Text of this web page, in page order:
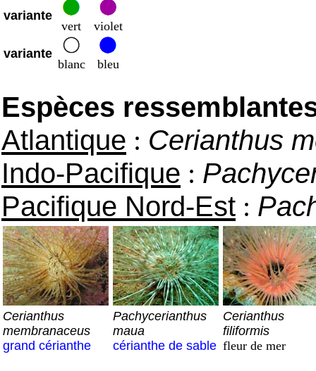
variante
vert
violet
variante
blanc bleu
Espèces
Atlantique : Cerianthus
Indo-Pacifique :
Pacifique Nord-Est :
Cerianthus
membranaceus
grand cérianthe
Pachycerianthus
maua
cérianthe de sable
Cerianthus
filiformis
fleur de mer